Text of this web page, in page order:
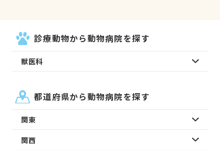
診療動物から動物病院を探す
獣医科
都道府県から動物病院を探す
関東
関西